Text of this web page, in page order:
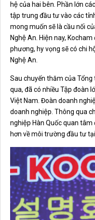
hệ của hai bên. Phần lớn
tập trung đầu tư vào các
mong muốn sẽ là cầu nối
Nghệ An. Hiện nay,
phương, hy vọng sẽ có chi
Nghệ An.
Sau chuyến thăm của
qua, đã có nhiều Tập đoàn
Việt Nam. Đoàn doanh
doanh nghiệp. Thông qua
nghiệp Hàn Quốc quan tâm
hơn về môi trường đầu tư